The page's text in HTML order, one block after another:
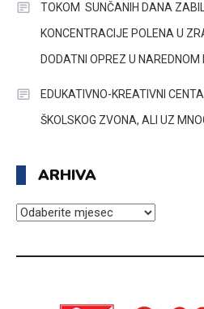
TOKOM SUNČANIH DANA
KONCENTRACIJE POLENA U
DODATNI OPREZ U NAREDNOM
EDUKATIVNO-KREATIVNI
ŠKOLSKOG ZVONA, ALI UZ
ARHIVA
ARHIVA